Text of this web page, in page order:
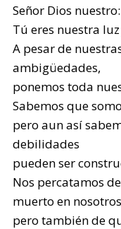
Señor Dios nuestro:
Tú eres nuestra
A pesar de
ambigüedades,
ponemos toda
Sabemos que
pero aun así
debilidades
pueden ser
Nos percatamos
muerto en
pero también de